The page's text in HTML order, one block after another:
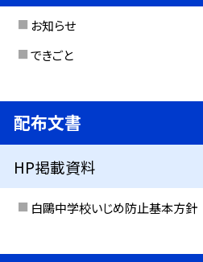
お知らせ
できごと
配布文書
HP掲載資料
白鷗中学校いじめ防止基本方針